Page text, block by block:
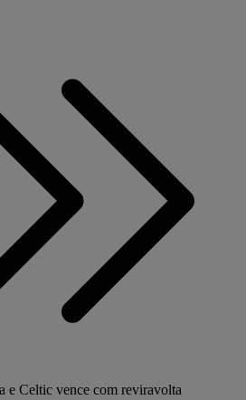
e Celtic vence com reviravolta